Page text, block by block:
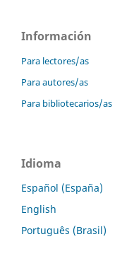
Información
Para lectores/as
Para autores/as
Para bibliotecarios/as
Idioma
Español (España)
English
Português (Brasil)